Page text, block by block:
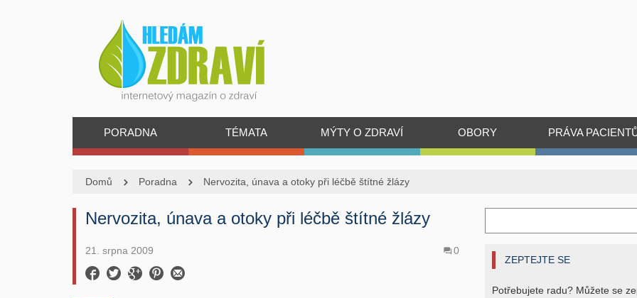
PORADNA TÉMATA MÝTY O ZDRAVÍ OBORY PRÁVA
Domů Poradna Nervozita, únava a otoky při léčbě štítné žlázy
Nervozita, únava a otoky při léčbě štítné žlázy
21. srpna 2009 0
ZEPTEJTE SE
Potřebujete radu? Můžete se